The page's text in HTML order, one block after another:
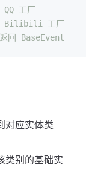
工厂
Bilibili 工厂
BaseEvent
对应实体类
类别的基础实